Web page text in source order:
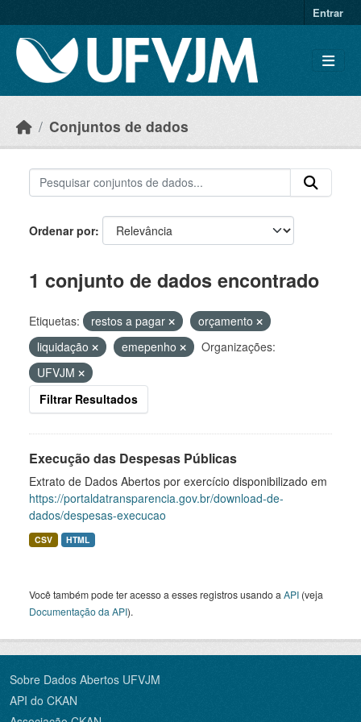
Entrar
Conjuntos de dados
Ordenar por
1 conjunto de dados encontrado
Etiquetas: restos a pagar
orçamento
liquidação
emepenho
Organizações:
UFVJM
Filtrar Resultados
Execução das Despesas Públicas
Extrato de Dados Abertos por exercício disponibilizado em
https://portaldatransparencia.gov.br/download-de-
dados/despesas-execucao
CSV HTML
Você também pode ter acesso a esses registros usando a API (veja
Documentação da API).
Sobre Dados Abertos UFVJM
API do CKAN